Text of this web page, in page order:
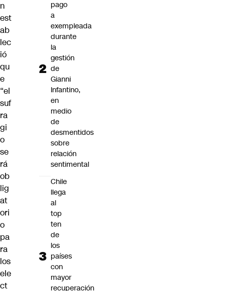
n
est
ab
lec
ió
qu
e
“el
suf
ra
gi
o
se
rá
ob
lig
at
ori
o
pa
ra
los
ele
ct
pago
a
exempleada
durante
la
gestión
de
Gianni
Infantino,
en
medio
de
desmentidos
sobre
relación
sentimental
Chile
llega
al
top
ten
de
los
países
con
mayor
recuperación